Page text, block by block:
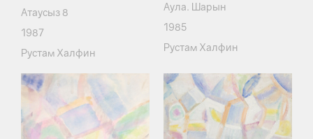
Атаусыз 8
1987
Рустам Халфин
Аула. Шарын
1985
Рустам Халфин